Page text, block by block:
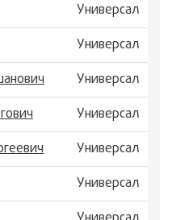
Универсал
Универсал
Универсал
Универсал
Универсал
Универсал